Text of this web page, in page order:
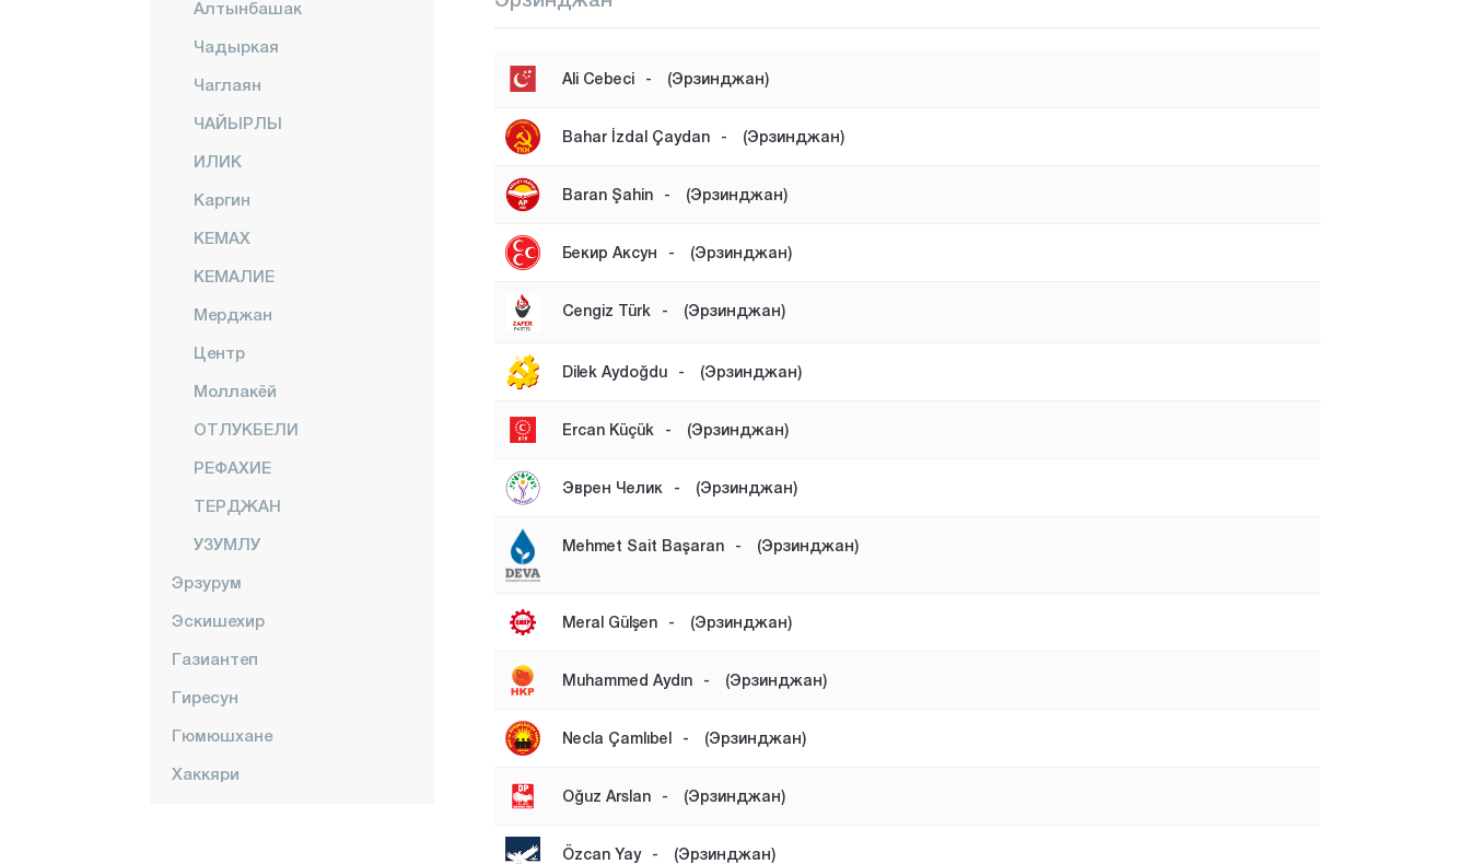
Алтынбашак
Чадыркая
Чаглаян
ЧАЙЫРЛЫ
ИЛИК
Каргин
КЕМАХ
КЕМАЛИЕ
Мерджан
Центр
Моллакёй
ОТЛУКБЕЛИ
РЕФАХИЕ
ТЕРДЖАН
УЗУМЛУ
Эрзурум
Эскишехир
Газиантеп
Гиресун
Гюмюшхане
Хаккяри
Ali Cebeci - (Эрзинджан)
Bahar İzdal Çaydan - (Эрзинджан)
Baran Şahin - (Эрзинджан)
Бекир Аксун - (Эрзинджан)
Cengiz Türk - (Эрзинджан)
Dilek Aydoğdu - (Эрзинджан)
Ercan Küçük - (Эрзинджан)
Эврен Челик - (Эрзинджан)
Mehmet Sait Başaran - (Эрзинджан)
Meral Gülşen - (Эрзинджан)
Muhammed Aydın - (Эрзинджан)
Necla Çamlıbel - (Эрзинджан)
Oğuz Arslan - (Эрзинджан)
Özcan Yay - (Эрзинджан)